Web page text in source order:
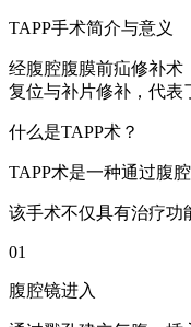
TAPP手术简介与意义
经腹腔腹膜前疝修补术
复位与补片修补，代表
什么是TAPP术？
TAPP术是一种通过腹
该手术不仅具有治疗功
01
腹腔镜进入